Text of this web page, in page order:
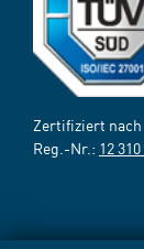
Zertifiziert nach
Reg.-Nr.: 12